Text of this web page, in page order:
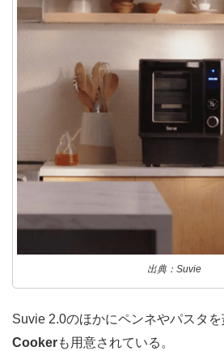
出典：Suvie
Suvie 2.0のほかにペンネやパスタ
Cookerも用意されている。